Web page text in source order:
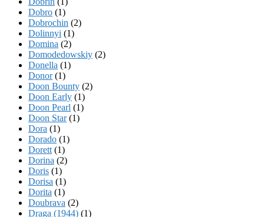
Dobro (1)
Dobrochin (2)
Dolinnyi (1)
Domina (2)
Domodedowskiy (2)
Donella (1)
Donor(1)
Doon Bounty (2)
Doon Early (1)
Doon Pearl (1)
Doon Star(1)
Dora (1)
Dorado (1)
Dorett (1)
Dorina (2)
Doris (1)
Dorisa (1)
Dorita (1)
Doubrava (2)
Draga (1944) (1)